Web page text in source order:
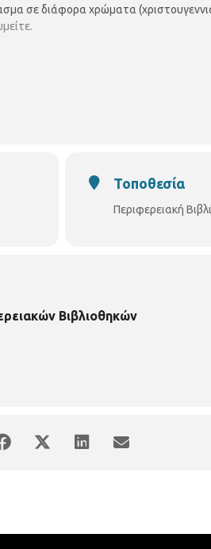
σε διάφορα χρώματα
Τοποθεσία
Περιφερειακή
Βιβλιοθηκών